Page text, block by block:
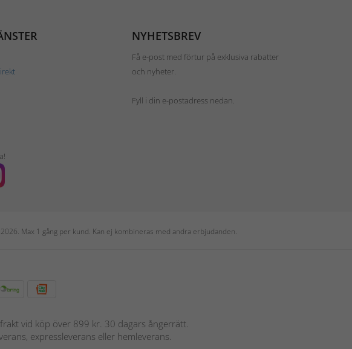
NYHETSBREV
Få e-post med förtur på exklusiva rabatter
och nyheter.
Fyll i din e-postadress nedan.
Max 1 gång per kund. Kan ej kombineras med andra erbjudanden.
vid köp över 899 kr. 30 dagars ångerrätt.
expressleverans eller hemleverans.